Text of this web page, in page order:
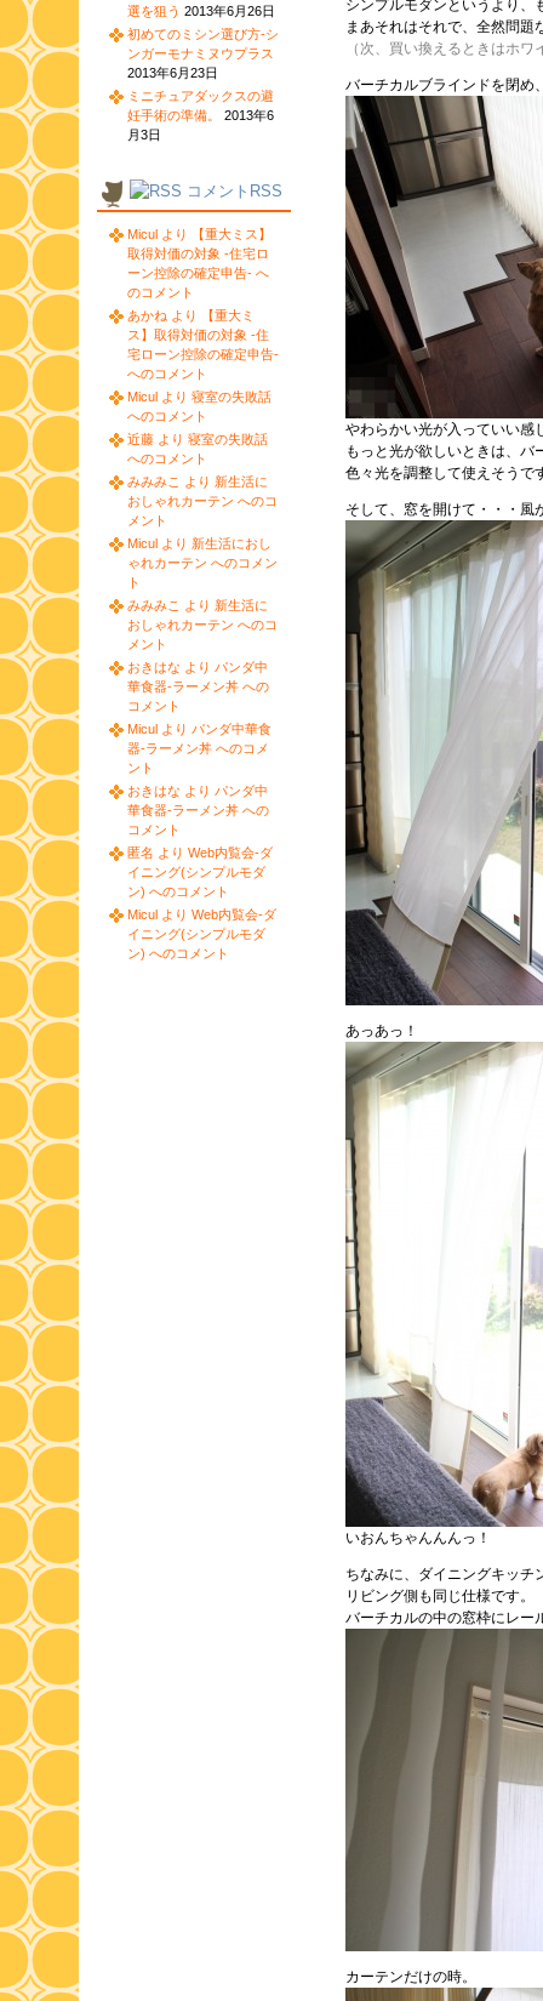
シンプルモダンというより、
まあそれはそれで、全然問題
（次、買い換えるときはホ
バーチカルブラインドを閉め
やわらかい光が入っていい感
もっと光が欲しいときは、バ
色々光を調整して使えそうで
そして、窓を開けて・・・風
あっあっ！
いおんちゃんんんっ！
ちなみに、ダイニングキッチ
リビング側も同じ仕様です。
バーチカルの中の窓枠にレー
カーテンだけの時。
選を狙う 2013年6月26日
初めてのミシン選び方-シ
ンガーモナミヌウプラス
2013年6月23日
ミニチュアダックスの避
妊手術の準備。
2013年6
月3日
コメントRSS
Micul より 【重大ミス】
取得対価の対象 -住宅ロ
ーン控除の確定申告- へ
のコメント
あかね より 【重大ミ
ス】取得対価の対象 -住
宅ローン控除の確定申告-
へのコメント
Micul より 寝室の失敗話
へのコメント
近藤 より 寝室の失敗話
へのコメント
みみみこ より 新生活に
おしゃれカーテン へのコ
メント
Micul より 新生活におし
ゃれカーテン へのコメン
ト
みみみこ より 新生活に
おしゃれカーテン へのコ
メント
おきはな より パンダ中
華食器-ラーメン丼 への
コメント
Micul より パンダ中華食
器-ラーメン丼 へのコメ
ント
おきはな より パンダ中
華食器-ラーメン丼 への
コメント
匿名 より Web内覧会-ダ
イニング(シンプルモダ
ン) へのコメント
Micul より Web内覧会-ダ
イニング(シンプルモダ
ン) へのコメント